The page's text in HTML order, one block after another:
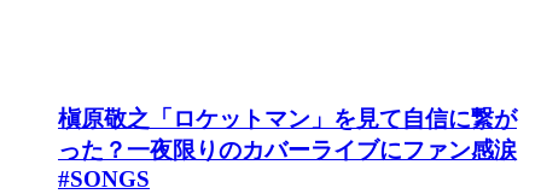
槇原敬之「ロケットマン」を見て自信に繋が
った？一夜限りのカバーライブにファン感涙
#SONGS